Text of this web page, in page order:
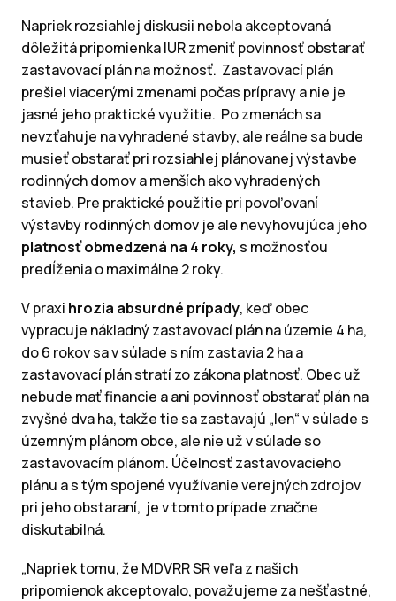
Napriek rozsiahlej diskusii nebola akceptovaná
dôležitá pripomienka IUR zmeniť povinnosť obstarať
zastavovací plán na možnosť. Zastavovací plán
prešiel viacerými zmenami počas prípravy a nie je
jasné jeho praktické využitie. Po zmenách sa
nevzťahuje na vyhradené stavby, ale reálne sa bude
musieť obstarať pri rozsiahlej plánovanej výstavbe
rodinných domov a menších ako vyhradených
stavieb. Pre praktické použitie pri povoľovaní
výstavby rodinných domov je ale nevyhovujúca jeho
platnosť obmedzená na 4 roky, s možnosťou
predĺženia o maximálne 2 roky.
V praxi hrozia absurdné prípady, keď obec
vypracuje nákladný zastavovací plán na územie 4 ha,
do 6 rokov sa v súlade s ním zastavia 2 ha a
zastavovací plán stratí zo zákona platnosť. Obec už
nebude mať financie a ani povinnosť obstarať plán na
zvyšné dva ha, takže tie sa zastavajú „len“ v súlade s
územným plánom obce, ale nie už v súlade so
zastavovacím plánom. Účelnosť zastavovacieho
plánu a s tým spojené využívanie verejných zdrojov
pri jeho obstaraní, je v tomto prípade značne
diskutabilná.
„Napriek tomu, že MDVRR SRveľa z našich
pripomienok akceptovalo, považujeme za nešťastné,